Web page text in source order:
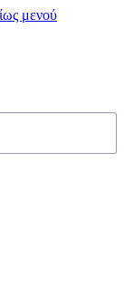
μενού